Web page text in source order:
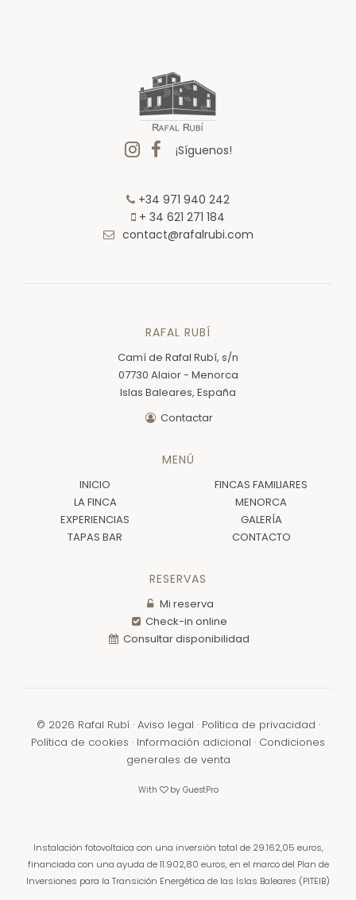
¡Síguenos!
+34 971 940 242
+ 34 621 271 184
contact@rafalrubi.com
RAFAL RUBÍ
Camí de Rafal Rubí, s/n
07730 Alaior - Menorca
Islas Baleares, España
Contactar
MENÚ
INICIO
LA FINCA
EXPERIENCIAS
TAPAS BAR
FINCAS FAMILIARES
MENORCA
GALERÍA
CONTACTO
RESERVAS
Mi reserva
Check-in online
Consultar disponibilidad
© 2026 Rafal Rubí · Aviso legal · Política de privacidad ·
Política de cookies · Información adicional · Condiciones
generales de venta
With by GuestPro
Instalación fotovoltaica con una inversión total de 29.162,05 euros,
financiada con una ayuda de 11.902,80 euros,en el marco del Plan de
Inversiones para la Transición Energética de las Islas Baleares (PITEIB)